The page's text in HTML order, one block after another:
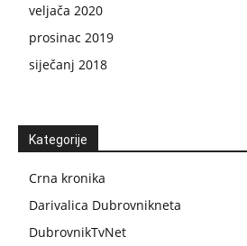
veljača 2020
prosinac 2019
siječanj 2018
Kategorije
Crna kronika
Darivalica Dubrovnikneta
DubrovnikTvNet